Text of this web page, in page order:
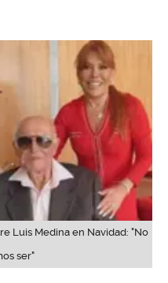
Luis Medina en Navidad: "No
ser"